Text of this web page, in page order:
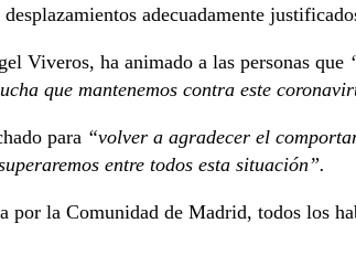
adecuadamente
Viveros, ha animado a las personas que
que mantenemos contra este
para “volver a agradecer el
entre todos esta situación”.
por la Comunidad de Madrid, todos los